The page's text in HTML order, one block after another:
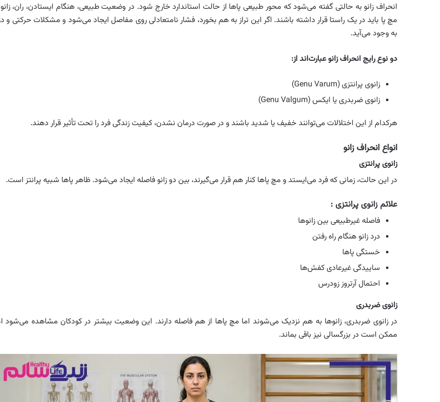
انحراف زانو به حالتی گفته می‌شود که محور طبیعی پاها از حالت استاندارد خارج شود. در وضعیت طبیعی، هنگام ایستادن، ران،
مچ پا باید در یک راستا قرار داشته باشند. اگر این تراز به هم بخورد، فشار نامتعادلی روی مفاصل ایجاد می‌شود و مشکلات حرکتی و
به وجود می‌آید.
دو نوع رایج انحراف زانو عبارت‌اند از:
زانوی پرانتزی (Genu Varum)
زانوی ضربدری یا ایکس (Genu Valgum)
هرکدام از این اختلالات می‌توانند خفیف یا شدید باشند و در صورت درمان نشدن، کیفیت زندگی فرد را تحت تأثیر قرار دهند.
انواع انحراف زانو
زانوی پرانتزی
در این حالت، زمانی که فرد می‌ایستد و مچ پاها کنار هم قرار می‌گیرند، بین دو زانو فاصله ایجاد می‌شود. ظاهر پاها شبیه پرانتز است.
علائم زانوی پرانتزی :
فاصله غیرطبیعی بین زانوها
درد زانو هنگام راه رفتن
خستگی پاها
ساییدگی غیرعادی کفش‌ها
احتمال آرتروز زودرس
زانوی ضربدری
در زانوی ضربدری، زانوها به هم نزدیک می‌شوند اما مچ پاها از هم فاصله دارند. این وضعیت بیشتر در کودکان مشاهده می‌شود
ممکن است در بزرگسالی نیز باقی بماند.